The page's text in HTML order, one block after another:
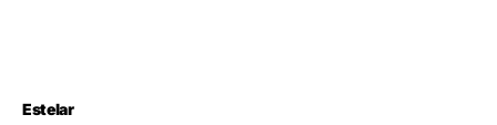
Estelar